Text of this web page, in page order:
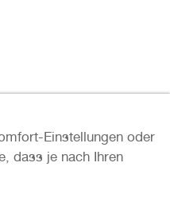
Einstellungen oder
dass je nach Ihren